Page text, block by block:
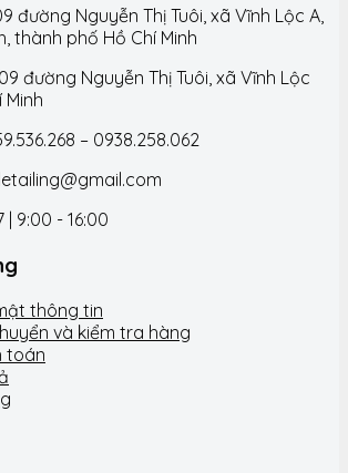
đường Nguyễn Thị Tuôi, xã Vĩnh Lộc A,
thành phố Hồ Chí Minh
đường Nguyễn Thị Tuôi, xã Vĩnh Lộc
– 0938.258.062
| 9:00 - 16:00
thông tin
và kiểm tra hàng
toán